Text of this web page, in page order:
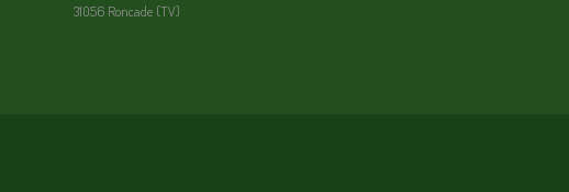
31056 Roncade (TV)